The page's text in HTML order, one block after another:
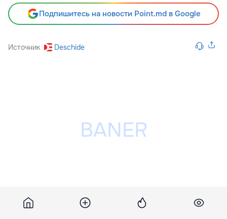
Подпишитесь на новости Point.md в Google
Источник Deschide
Разместить рекламу на сайте